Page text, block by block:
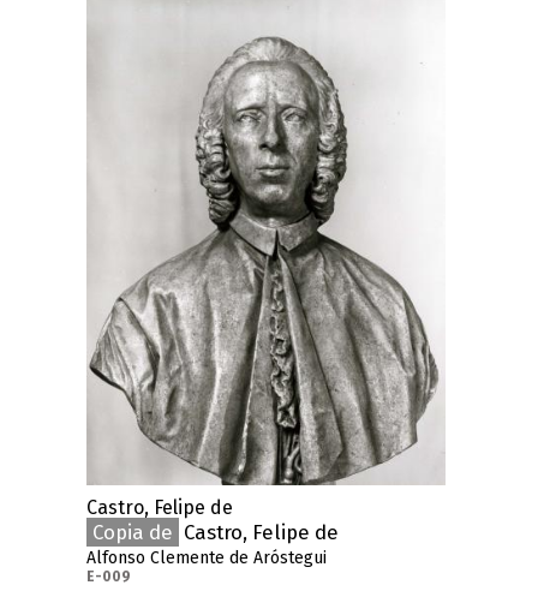
Castro, Felipe de
Copia de Castro, Felipe de
Alfonso Clemente de Aróstegui
E-009